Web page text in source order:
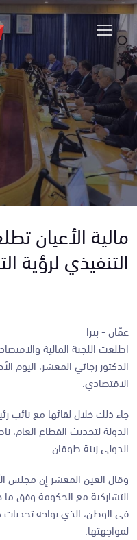
مالية الأعيان
التنفيذي لرؤية
عمّان - بترا
اطلعت اللجنة المالية
الدكتور رجائي المعشر، اليوم
الاقتصادي.
جاء ذلك خلال لقائها مع نائب
الدولة لتحديث القطاع العام،
الدولي زينة طوقان.
وقال العين المعشر إن مجلس
التشاركية مع الحكومة وفق ما
في الوطن، الذي يواجه تحديات
لمواجهتها.